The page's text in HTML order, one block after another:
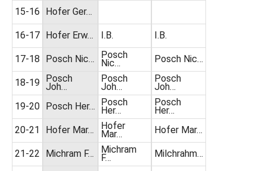
15-16
16-17
17-18
18-19
19-20
20-21
21-22
Hofer Ger…
Hofer Erw…
Posch Nic…
Posch
Joh…
Posch Her…
Hofer Mar…
Michram F…
I.B.
Posch
Nic…
Posch
Joh…
Posch
Her…
Hofer
Mar…
Michram
F…
I.B.
Posch Nic…
Posch
Joh…
Posch
Her…
Hofer Mar…
Milchrahm…